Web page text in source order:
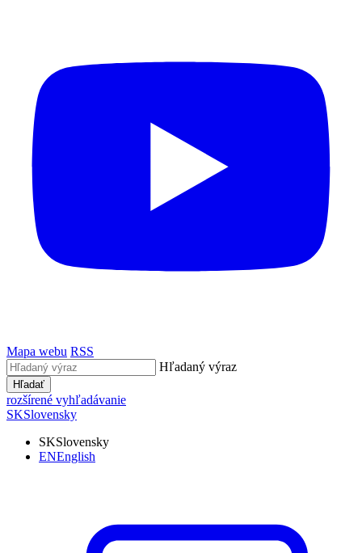
Mapa webu RSS
Hľadaný výraz
Hľadať
rozšírené vyhľadávanie
SKSlovensky
SKSlovensky
ENEnglish